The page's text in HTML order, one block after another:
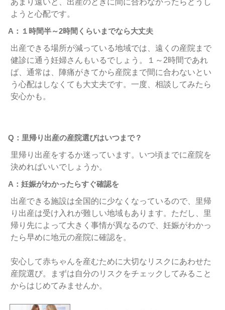
あまり遠いと、出産のときに間に合わなかったらどうし
ようと心配です。
A：１時間半～2時間くらいまでなら大丈夫
出産できる場所が減っている地域では、遠くの産院まで
健診に通う妊婦さんもいるでしょう。１～2時間であれ
ば、通常は、陣痛がきてから産院まで間に合わないとい
う心配はしなくても大丈夫です。一度、相談してみたら
安心かも。
Q：里帰り出産の産院選びはいつまで？
里帰り出産をするか迷っています。いつ頃までに産院を
決めればいいでしょうか。
A：妊娠がわかったらすぐ確認を
出産できる施設は全国的に少なくなっているので、里帰
り出産は受け入れが難しい地域もあります。ただし、里
帰り先によって大きく事情が異なるので、妊娠がわかっ
たら早めに地元の産院に確認を。
安心して赤ちゃんを産むために大切なリスクにあわせた
産院選び。まずは自分のリスクをチェックしてみること
からはじめてみませんか。